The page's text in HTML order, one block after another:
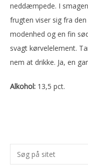
neddæmpede. I
frugten viser sig fra
modenhed og en fin
svagt kørvelelement.
nem at drikke. Ja, en
Alkohol: 13,5 pct.
Primær
Sidebar
Søg
på